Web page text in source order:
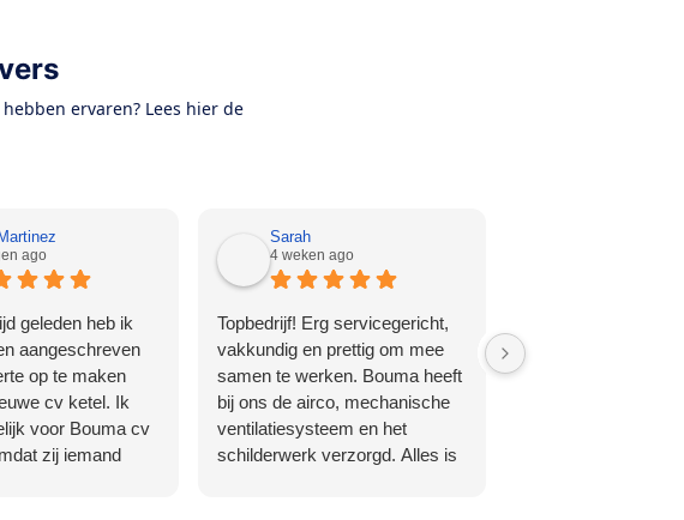
ervaren? Lees hier de
ago
geleden heb ik
aangeschreven
op te maken
cv ketel. Ik
voor Bouma cv
zij iemand
Sarah
4 weken ago
Topbedrijf! Erg servicegericht,
vakkundig en prettig om mee
samen te werken. Bouma heeft
bij ons de airco, mechanische
ventilatiesysteem en het
schilderwerk verzorgd. Alles is
medewerkers